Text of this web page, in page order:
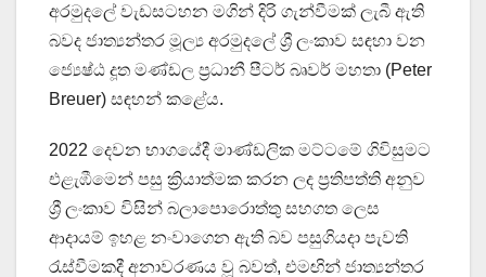
අරමුදලේ වැඩසටහන මගින් දිරි ගැන්වීමක් ලැබී ඇති
බවද ජාත්‍යන්තර මූල්‍ය අරමුදලේ ශ්‍රී ලංකාව සඳහා වන
ජ්‍යෙෂ්ඨ දූත මණ්ඩල ප්‍රධානී පීටර් බෘවර් මහතා (Peter
Breuer) සඳහන් කළේය.
2022 දෙවන භාගයේදී මාණ්ඩලික මට්ටමේ ගිවිසුමට
එළැඹීමෙන් පසු ක්‍රියාත්මක කරන ලද ප්‍රතිපත්ති අනුව
ශ්‍රී ලංකාව විසින් බලාපොරොත්තු සහගත ලෙස
ආදායම් ඉහළ නංවාගෙන ඇති බව පසුගියදා පැවති
රැස්වීමකදී අනාවරණය වූ බවත්, එමඟින් ජාත්‍යන්තර